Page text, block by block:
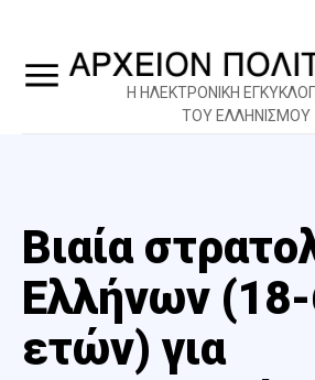
Η ΗΛΕΚΤΡΟΝΙΚΗ
ΤΟΥ ΕΛΛΗΝΙΣΜΟΥ
Βιαία
Ελλήνων
ετών) για